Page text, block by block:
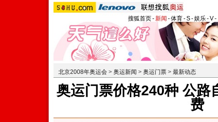
搜狐首页-新闻 -体育-S-娱乐-V-
北京2008年奥运会 > 奥运新闻 > 奥运门票 > 最新动态
奥运门票价格240种 公路
费